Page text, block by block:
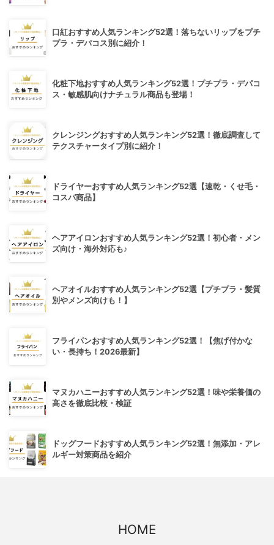
口紅おすすめ人気ランキング52選！落ちないリップをプチ
プラ・デパコス別に紹介！
化粧下地おすすめ人気ランキング52選！プチプラ・デパコ
ス・敏感肌向けナチュラル商品も登場！
クレンジングおすすめ人気ランキング52選！徹底調査して
テクスチャータイプ別に紹介！
ドライヤーおすすめ人気ランキング52選【速乾・くせ毛・
コスパ商品】
ヘアアイロンおすすめ人気ランキング52選！初心者・メン
ズ向け・海外対応も♪
ヘアオイルおすすめ人気ランキング52選【プチプラ・髪質
別やメンズ向けも！】
フライパンおすすめ人気ランキング52選！【焦げ付かな
い・長持ち！2026最新】
マヌカハニーおすすめ人気ランキング52選！味や栄養価の
高さを徹底比較・検証
ドッグフードおすすめ人気ランキング52選！無添加・アレ
ルギー対策商品を紹介
HOME